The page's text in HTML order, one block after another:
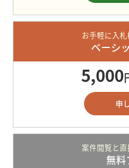
お手軽に入
ベーシ
5,000
申
案件閲覧と
無料